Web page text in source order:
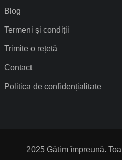
Blog
Termeni și condiții
Trimite o rețetă
Contact
Politica de confidențialitate
2025 Gătim împreună.